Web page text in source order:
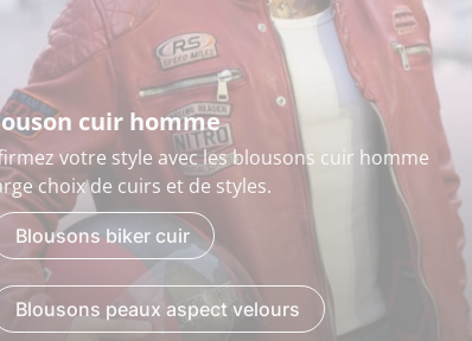
cuir homme
votre style avec les blousons cuir homme
choix de cuirs et de styles.
Blousons biker cuir
Blousons peaux aspect velours